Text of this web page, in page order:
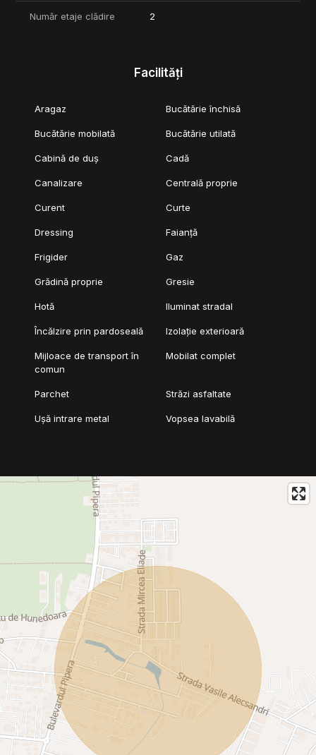
confortabil, intr-un cartier premium.
Număr etaje clădire 2
Facilități
Aragaz Bucătărie închisă
Bucătărie mobilată Bucătărie utilată
Cabină de duș Cadă
Canalizare Centrală proprie
Curent Curte
Dressing Faianță
Frigider Gaz
Grădină proprie Gresie
Hotă Iluminat stradal
Încălzire prin pardoseală Izolație exterioară
Mijloace de transport în
comun
Mobilat complet
Parchet Străzi asfaltate
Ușă intrare metal Vopsea lavabilă